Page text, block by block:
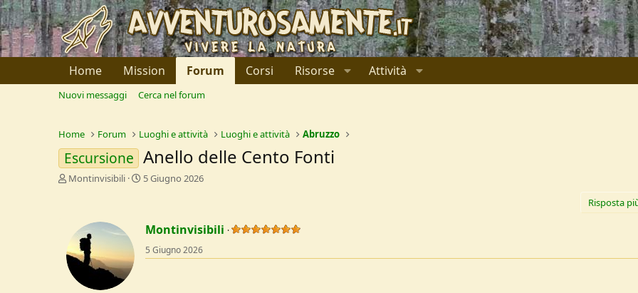
Home Mission Forum Corsi Risorse Attività
Nuovi messaggi Cerca nel forum
Home Forum Luoghi e attività Luoghi e attività Abruzzo
Escursione Anello delle Cento Fonti
C
r
e
D
Montinvisibili
D
d
5 Giugno 2026
Risposta
Montinvisibili
5 Giugno 2026